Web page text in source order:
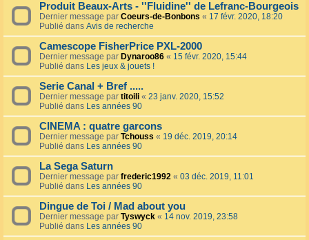
Produit Beaux-Arts - ''Fluidine'' de Lefranc-Bourgeois
Dernier message par Coeurs-de-Bonbons « 17 févr. 2020, 18:20
Publié dans Avis de recherche
Camescope FisherPrice PXL-2000
Dernier message par Dynaroo86 « 15 févr. 2020, 15:44
Publié dans Les jeux & jouets !
Serie Canal + Bref .....
Dernier message par titoili « 23 janv. 2020, 15:52
Publié dans Les années 90
CINEMA : quatre garcons
Dernier message par Tchouss « 19 déc. 2019, 20:14
Publié dans Les années 90
La Sega Saturn
Dernier message par frederic1992 « 03 déc. 2019, 11:01
Publié dans Les années 90
Dingue de Toi / Mad about you
Dernier message par Tyswyck « 14 nov. 2019, 23:58
Publié dans Les années 90